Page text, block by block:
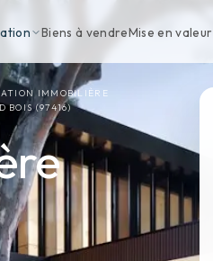
Biens à vendreMise en valeur
IMMOBILIÈRE
BOIS (97416)